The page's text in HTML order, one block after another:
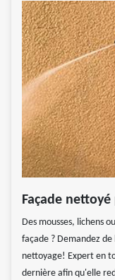
Façade
Des mousses, lichens
façade ? Demandez
nettoyage! Expert en
dernière afin qu'elle